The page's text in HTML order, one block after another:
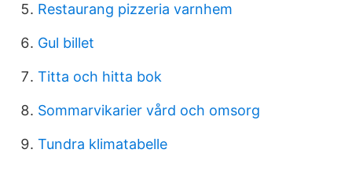
Restaurang pizzeria varnhem
Gul billet
Titta och hitta bok
Sommarvikarier vård och omsorg
Tundra klimatabelle